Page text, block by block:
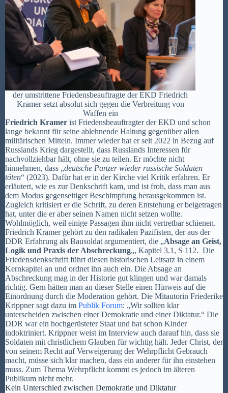
der umstrittene Friedensbeauftragte der EKD Friedrich
Kramer setzt absolut sich gegen die Verbreitung von
Waffen ein
Friedrich Kramer ist Friedensbeauftragter der EKD und schon
lange bekannt für seine ablehnende Haltung gegenüber allen
militärischen Mitteln. Immer wieder hat er seit 2022 in Bezug auf
Russlands Krieg dargestellt, dass Russlands Interessen für
nachvollziehbar hält, ohne sie zu teilen. Er möchte nicht
hinnehmen, dass „deutsche Panzer wieder russische Soldaten
töten“ (2023). Dafür hat er in der Kirche viel Kritik erfahren. Er
erläutert, wie es zur Denkschrift kam, und ist froh, dass man aus
dem Modus gegenseitiger Beschimpfung herausgekommen ist.
Zugleich kritisiert er die Schrift, zu deren Entstehung er beigetragen
hat, unter die er aber seinen Namen nicht setzen wollte.
Wohlmöglich, weil einige Passagen ihm nicht vertretbar schienen.
Friedrich Kramer gehört zu den radikalen Pazifisten, der aus der
DDR Erfahrung als Bausoldat argumentiert, die „Absage an Geist,
Logik und Praxis der Abschreckung„, Kapitel 3.1, S 112. Die
Friedensdenkschrift führt diesen historischen Leitsatz in einem
Kernkapitel an und ordnet ihn auch ein. Die Absage an
Abschreckung mag in der Historie gut klingen und war damals
richtig. Gern hätten man an dieser Stelle einen Hinweis auf die
Einordnung durch die Moderation gehört. Die Mitautorin Friederike
Krippner sagt dazu im Publik Forum: „Wir sollten klar
unterscheiden zwischen einer Demokratie und einer Diktatur.“ Die
DDR war ein hochgerüsteter Staat und hat schon Kinder
indoktriniert. Krippner weist im Interview auch darauf hin, dass sie
Soldaten mit christlichem Glauben für wichtig hält. Jeder Christ, der
von seinem Recht auf Verweigerung der Wehrpflicht Gebrauch
macht, müsse sich klar machen, dass ein anderer für ihn einstehen
muss. Zum Thema Wehrpflicht kommt es jedoch im älteren
Publikum nicht mehr.
Kein Unterschied zwischen Demokratie und Diktatur